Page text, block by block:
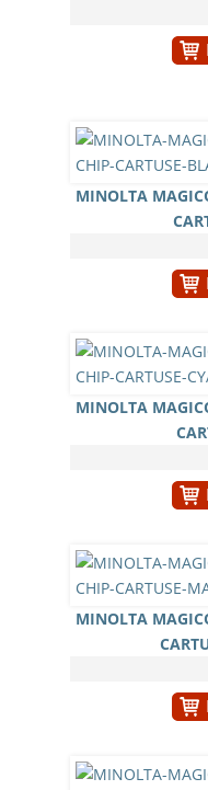
MINOLTA
MINOLTA
MINOLTA